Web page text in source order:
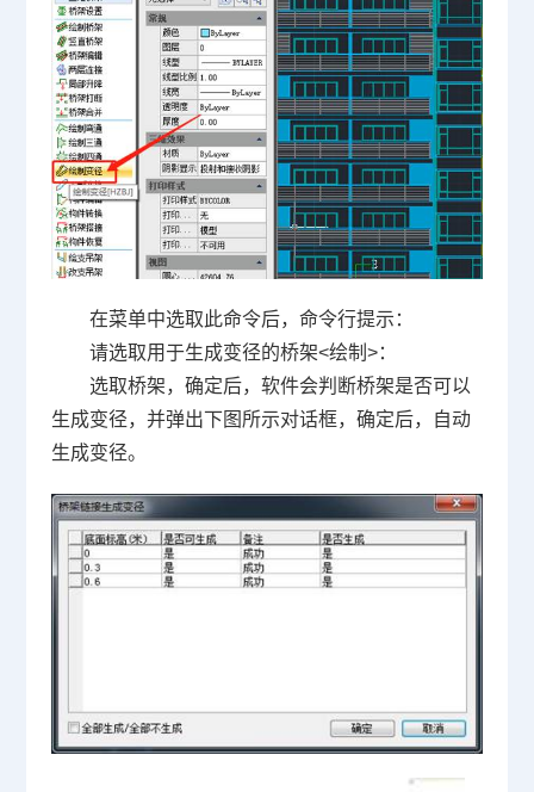
在菜单中选取此命令后，命令行提示：
请选取用于生成变径的桥架<绘制>：
选取桥架，确定后，软件会判断桥架是否可以
生成变径，并弹出下图所示对话框，确定后，自动
生成变径。